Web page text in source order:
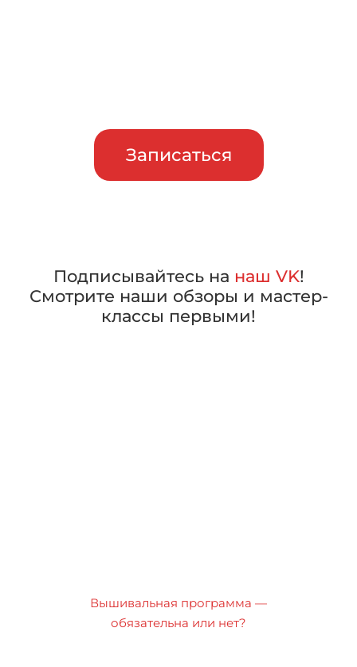
Записаться
Подписывайтесь на наш VK!
Смотрите наши обзоры и мастер-
классы первыми!
Вышивальная программа —
обязательна или нет?